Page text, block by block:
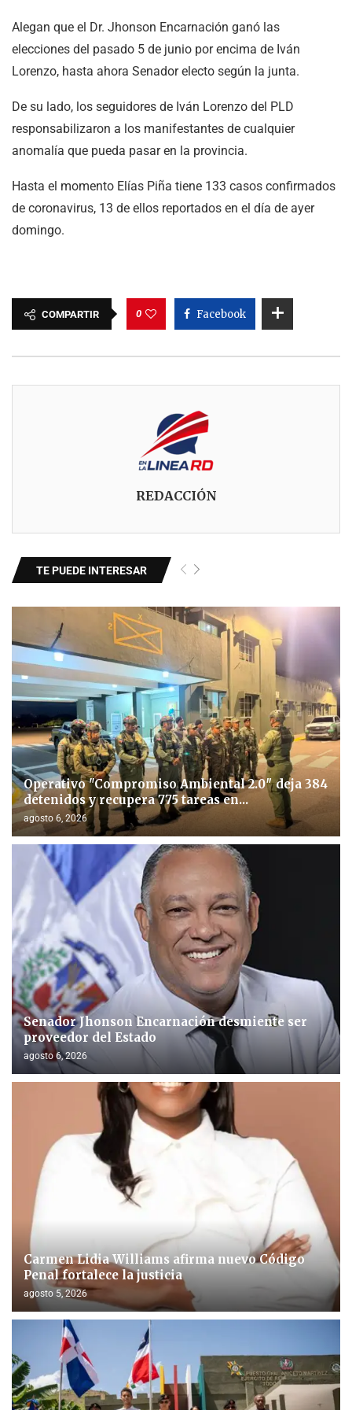
Alegan que el Dr. Jhonson Encarnación ganó las
elecciones del pasado 5 de junio por encima de Iván
Lorenzo, hasta ahora Senador electo según la junta.
De su lado, los seguidores de Iván Lorenzo del PLD
responsabilizaron a los manifestantes de cualquier
anomalía que pueda pasar en la provincia.
Hasta el momento Elías Piña tiene 133 casos confirmados
de coronavirus, 13 de ellos reportados en el día de ayer
domingo.
COMPARTIR 0 Facebook
REDACCIÓN
TE PUEDE INTERESAR
Operativo "Compromiso Ambiental 2.0″ deja 384
detenidos y recupera 775 tareas en...
agosto 6, 2026
Senador Jhonson Encarnación desmiente ser
proveedor del Estado
agosto 6, 2026
Carmen Lidia Williams afirma nuevo Código
Penal fortalece la justicia
agosto 5, 2026